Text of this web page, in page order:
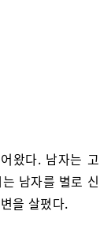
왔다. 남자는 고
남자를 별로 신
을 살폈다.